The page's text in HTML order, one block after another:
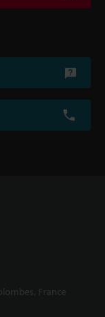
France